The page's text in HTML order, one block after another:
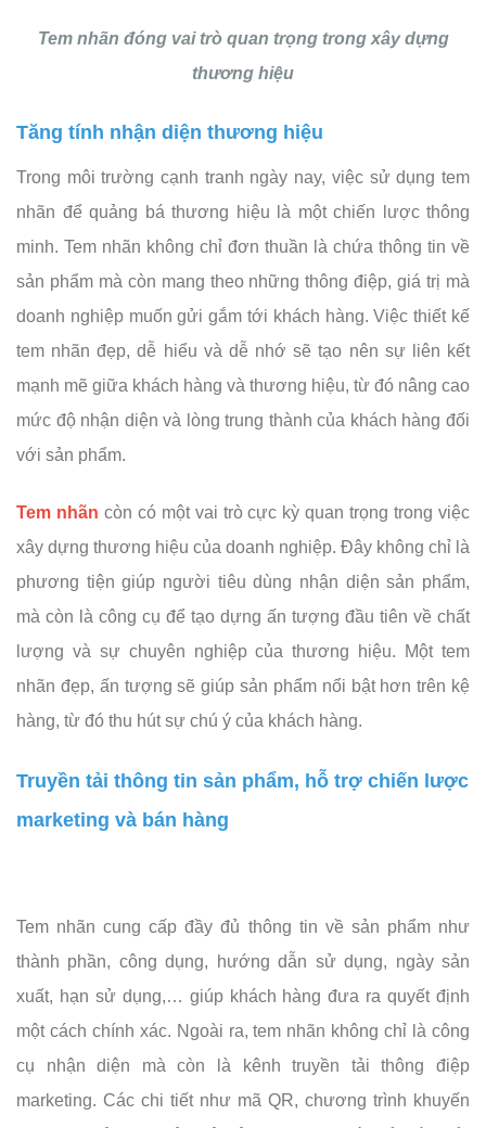
Tem nhãn đóng vai trò quan trọng trong xây dựng
thương hiệu
Tăng tính nhận diện thương hiệu
Trong môi trường cạnh tranh ngày nay, việc sử dụng tem
nhãn để quảng bá thương hiệu là một chiến lược thông
minh. Tem nhãn không chỉ đơn thuần là chứa thông tin về
sản phẩm mà còn mang theo những thông điệp, giá trị mà
doanh nghiệp muốn gửi gắm tới khách hàng. Việc thiết kế
tem nhãn đẹp, dễ hiểu và dễ nhớ sẽ tạo nên sự liên kết
mạnh mẽ giữa khách hàng và thương hiệu, từ đó nâng cao
mức độ nhận diện và lòng trung thành của khách hàng đối
với sản phẩm.
Tem nhãn còn có một vai trò cực kỳ quan trọng trong việc
xây dựng thương hiệu của doanh nghiệp. Đây không chỉ là
phương tiện giúp người tiêu dùng nhận diện sản phẩm,
mà còn là công cụ để tạo dựng ấn tượng đầu tiên về chất
lượng và sự chuyên nghiệp của thương hiệu. Một tem
nhãn đẹp, ấn tượng sẽ giúp sản phẩm nổi bật hơn trên kệ
hàng, từ đó thu hút sự chú ý của khách hàng.
Truyền tải thông tin sản phẩm, hỗ trợ chiến lược
marketing và bán hàng
Tem nhãn cung cấp đầy đủ thông tin về sản phẩm như
thành phần, công dụng, hướng dẫn sử dụng, ngày sản
xuất, hạn sử dụng,… giúp khách hàng đưa ra quyết định
một cách chính xác. Ngoài ra, tem nhãn không chỉ là công
cụ nhận diện mà còn là kênh truyền tải thông điệp
marketing. Các chi tiết như mã QR, chương trình khuyến